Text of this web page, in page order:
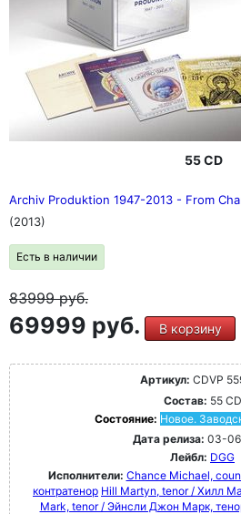
55 CD
Archiv Produktion 1947-2013 - From
(2013)
Есть в наличии
83999руб.
69999 руб. В корзину
Артикул: CDVP
Состав: 55 CD
Состояние: Новое.
Дата релиза: 03-
Лейбл: DGG
Исполнители: Chance Michael,
контратенор Hill Martyn, tenor / Хилл
Mark, tenor / Эйнсли Джон Марк,